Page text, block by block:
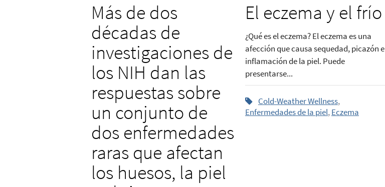
Más de dos
décadas de
investigaciones de
los NIH dan las
respuestas sobre
un conjunto de
dos enfermedades
raras que afectan
los huesos, la piel
El eczema y el frío
¿Qué es el eczema? El eczema es una
afección que causa sequedad, picazón e
inflamación de la piel. Puede
presentarse...
Cold-Weather Wellness,
Enfermedades de la piel,Eczema